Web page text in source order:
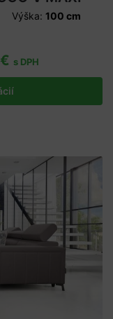
Výška: 100 cm
€ s DPH